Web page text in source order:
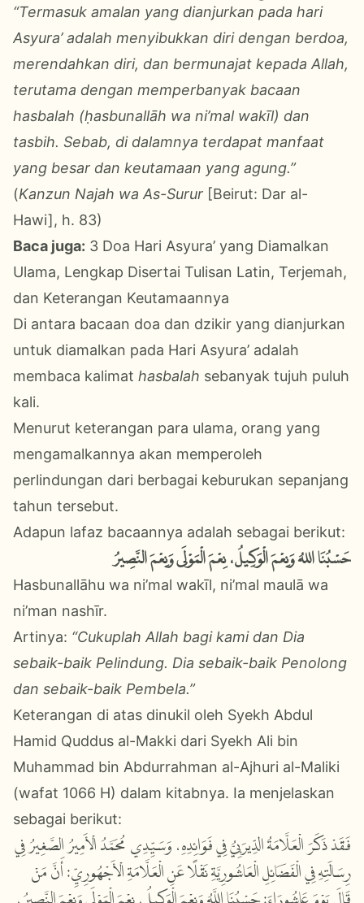
“Termasuk amalan yang dianjurkan pada hari
Asyura’ adalah menyibukkan diri dengan berdoa,
merendahkan diri, dan bermunajat kepada Allah,
terutama dengan memperbanyak bacaan
hasbalah (ḥasbunallāh wa ni’mal wakīl) dan
tasbih. Sebab, di dalamnya terdapat manfaat
yang besar dan keutamaan yang agung.”
(Kanzun Najah wa As-Surur [Beirut: Dar al-
Hawi], h. 83)
Baca juga: 3 Doa Hari Asyura’ yang Diamalkan
Ulama, Lengkap Disertai Tulisan Latin, Terjemah,
dan Keterangan Keutamaannya
Di antara bacaan doa dan dzikir yang dianjurkan
untuk diamalkan pada Hari Asyura’ adalah
membaca kalimat hasbalah sebanyak tujuh puluh
kali.
Menurut keterangan para ulama, orang yang
mengamalkannya akan memperoleh
perlindungan dari berbagai keburukan sepanjang
tahun tersebut.
Adapun lafaz bacaannya adalah sebagai berikut:
حَسْبُنَا اللهُ وَنِعْمَ الْوَكِيلُ، نِعْمَ الْمَوْلَى وَنِعْمَ النَّصِيرُ
Hasbunallāhu wa ni’mal wakīl, ni’mal maulā wa
ni’man nashīr.
Artinya: “Cukuplah Allah bagi kami dan Dia
sebaik-baik Pelindung. Dia sebaik-baik Penolong
dan sebaik-baik Pembela.”
Keterangan di atas dinukil oleh Syekh Abdul
Hamid Quddus al-Makki dari Syekh Ali bin
Muhammad bin Abdurrahman al-Ajhuri al-Maliki
(wafat 1066 H) dalam kitabnya. Ia menjelaskan
sebagai berikut:
فَقَدْ ذَكَرَ الْعَلَّامَةُ الدِّيرَبِيُّ فِي فَوَائِدِهِ، وَسَيِّدِي مُحَمَّدُ الْأَمِيرُ الصَّغِيرُ فِي
رِسَالَتِهِ فِي الْفَضَائِلِ الْعَاشُورِيَّةِ نَقْلًا عَنِ الْعَلَّامَةِ الْأَجْهُورِيِّ: أَنَّ مَنْ